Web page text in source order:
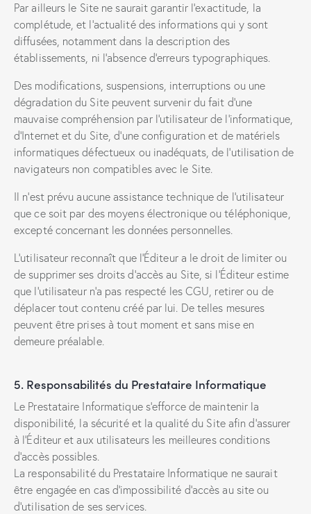
Par ailleurs le Site ne saurait garantir l’exactitude, la
complétude, et l’actualité des informations qui y sont
diffusées, notamment dans la description des
établissements, ni l’absence d’erreurs typographiques.
Des modifications, suspensions, interruptions ou une
dégradation du Site peuvent survenir du fait d’une
mauvaise compréhension par l’utilisateur de l’informatique,
d’Internet et du Site, d’une configuration et de matériels
informatiques défectueux ou inadéquats, de l’utilisation de
navigateurs non compatibles avec le Site.
Il n’est prévu aucune assistance technique de l’utilisateur
que ce soit par des moyens électronique ou téléphonique,
excepté concernant les données personnelles.
L’utilisateur reconnaît que l’Éditeur a le droit de limiter ou
de supprimer ses droits d’accès au Site, si l’Éditeur estime
que l’utilisateur n’a pas respecté les CGU, retirer ou de
déplacer tout contenu créé par lui. De telles mesures
peuvent être prises à tout moment et sans mise en
demeure préalable.
5. Responsabilités du Prestataire Informatique
Le Prestataire Informatique s’efforce de maintenir la
disponibilité, la sécurité et la qualité du Site afin d’assurer
à l’Éditeur et aux utilisateurs les meilleures conditions
d’accès possibles.
La responsabilité du Prestataire Informatique ne saurait
être engagée en cas d’impossibilité d’accès au site ou
d’utilisation de ses services.